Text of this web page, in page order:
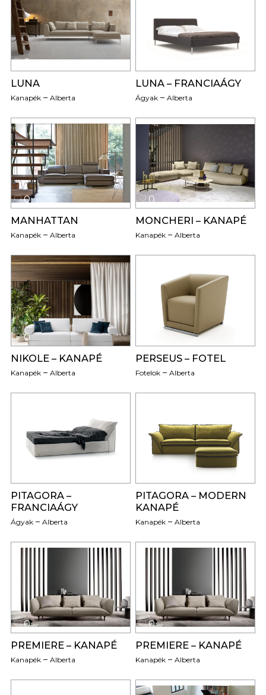
0
LUNA
Kanapék Alberta
LUNA – FRANCIAÁGY
Ágyak Alberta
0
MANHATTAN
Kanapék Alberta
0
MONCHERI – KANAPÉ
Kanapék Alberta
0
NIKOLE – KANAPÉ
Kanapék Alberta
PERSEUS – FOTEL
Fotelok Alberta
PITAGORA –
FRANCIAÁGY
Ágyak Alberta
PITAGORA – MODERN
KANAPÉ
Kanapék Alberta
0
PREMIERE – KANAPÉ
Kanapék Alberta
0
PREMIERE – KANAPÉ
Kanapék Alberta